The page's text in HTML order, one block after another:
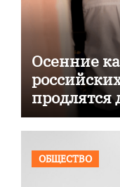
Осенние
ОБЩЕСТВО